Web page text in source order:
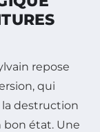
repose
qui
destruction
état. Une